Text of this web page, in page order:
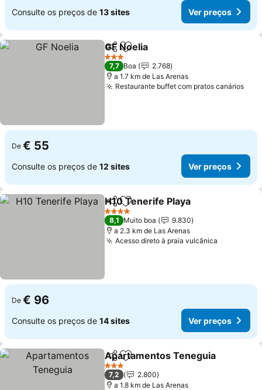
Consulte os preços de 13 sites Ver preços
PartilharAdicionar aos favoritos
GF Noelia
3 Estrelas
7,7 Boa
2.768
a 1.7 km de Las Arenas
Restaurante buffet com pratos canários
De € 55
Consulte os preços de 12 sites Ver preços
PartilharAdicionar aos favoritos
H10 Tenerife Playa
4 Estrelas
8,1 Muito boa
9.830
a 2.3 km de Las Arenas
Acesso direto à praia vulcânica
De € 96
Consulte os preços de 14 sites Ver preços
PartilharAdicionar aos favoritos
Apartamentos Teneguia
3 Estrelas
7,2
2.800
a 1.8 km de Las Arenas